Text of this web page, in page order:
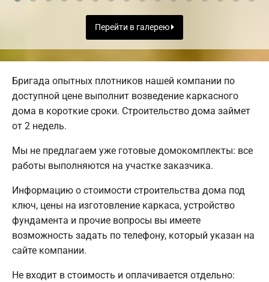
Перейти в галерею
Бригада опытных плотников нашей компании по
доступной цене выполнит возведение каркасного
дома в короткие сроки. Строительство дома займет
от 2 недель.
Мы не предлагаем уже готовые домокомплекты: все
работы выполняются на участке заказчика.
Информацию о стоимости строительства дома под
ключ, цены на изготовление каркаса, устройство
фундамента и прочие вопросы вы имеете
возможность задать по телефону, который указан на
сайте компании.
Не входит в стоимость и оплачивается отдельно: